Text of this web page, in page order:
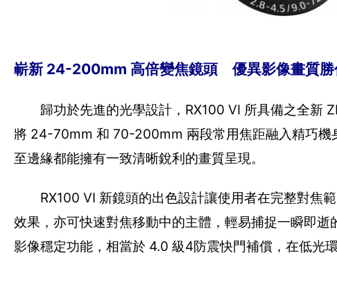
嶄新 24-200mm 高倍變焦鏡頭 優異影像畫質勝
歸功於先進的光學設計，RX100 VI 所具備之全新
將 24-70mm 和 70-200mm 兩段常用焦距融入精巧機
至邊緣都能擁有一致清晰銳利的畫質呈現。
RX100 VI 新鏡頭的出色設計讓使用者在完整對焦範
效果，亦可快速對焦移動中的主體，輕易捕捉一瞬即
影像穩定功能，相當於 4.0 級4防震快門補償，在低光